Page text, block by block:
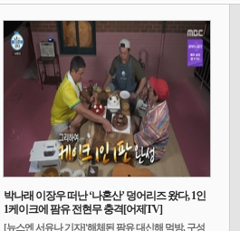
박나래 이장우 떠난 ‘나혼산’ 덩어리즈 왔다, 1인
1케이크에 팜유 전현무 충격[어제TV]
[뉴스엔 서유나 기자]'해체된 팜유 대신해 먹방, 구성